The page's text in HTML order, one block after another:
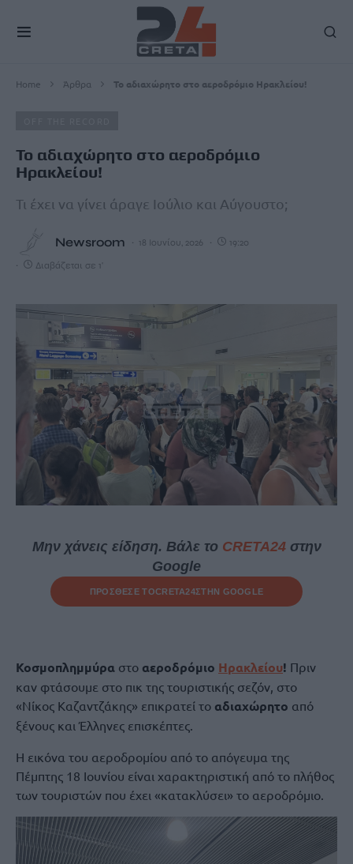
Home Άρθρα Το αδιαχώρητο στο αεροδρόμιο Ηρακλείου!
Το αδιαχώρητο στο αεροδρόμιο
Ηρακλείου!
Τι έχει να γίνει άραγε Ιούλιο και Αύγουστο;
Newsroom 18 Ιουνίου, 2026 19:20
Διαβάζεται σε 1'
Μην χάνεις είδηση. Βάλε το CRETA24στην
Google
ΠΡΟΣΘΕΣΕ ΤΟCRETA24ΣΤΗΝ GOOGLE
Κοσμοπλημμύρα στο αεροδρόμιο Ηρακλείου! Πριν
καν φτάσουμε στο πικ της τουριστικής σεζόν, στο
«Νίκος Καζαντζάκης» επικρατεί το αδιαχώρητο από
ξένους και Έλληνες επισκέπτες.
Η εικόνα του αεροδρομίου από το απόγευμα της
Πέμπτης 18 Ιουνίου είναι χαρακτηριστική από το πλήθος
των τουριστών που έχει «κατακλύσει» το αεροδρόμιο.